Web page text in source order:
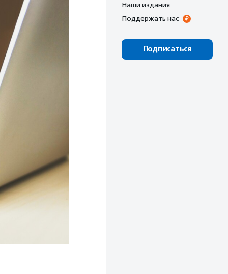
Наши издания
Поддержать нас
Подписаться